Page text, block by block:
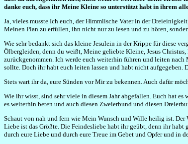
danke euch, dass ihr Meine Kleine so unterstützt habt in ihrem
Ja, vieles musste Ich euch, der Himmlische Vater in der
Meinen Plan zu erfüllen, ihn nicht nur zu lesen und zu hören,
Wie sehr bedankt sich das kleine Jesulein in der Krippe für diese
Ölbergleiden, denn du weißt, Meine geliebte Kleine, Jesus
zurückgenommen. Ich werde euch weiterhin führen und leiten
sollte. Doch ihr habt euch leiten lassen und habt nicht aufgegeben.
Stets wart ihr da, eure Sünden vor Mir zu bekennen. Auch dafür
Wie ihr wisst, sind sehr viele in diesem Jahr abgefallen. Euch hat
es weiterhin beten und auch diesen Zweierbund und diesen
Schaut von nah und fern wie Mein Wunsch und Wille heilig ist. Der
Liebe ist das Größte. Die Feindesliebe habt ihr geübt, denn ihr habt
durch eure Liebe und durch eure Treue im Gebet und Opfer und in